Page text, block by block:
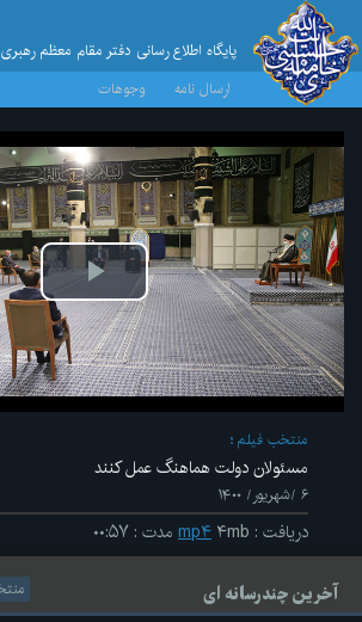
پایگاه اطلاع رسانی دفتر مقام معظم رهبری
ارسال نامه
وجوهات
پخش
ویدیو
منتخب فیلم
مسئولان دولت هماهنگ عمل کنند
۶ /شهریور/ ۱۴۰۰
دریافت : mp۴ ۴mb مدت : ۰۰:۵۷
آخرین چندرسانه ای